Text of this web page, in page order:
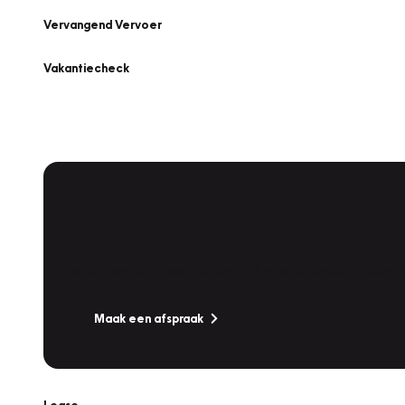
Vervangend Vervoer
Vakantiecheck
Maak een afspraak